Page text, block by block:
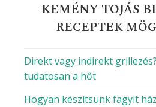
KEMÉNY TOJÁS
RECEPTEK
Direkt vagy indirekt
tudatosan a hőt
Hogyan készítsünk fagyit